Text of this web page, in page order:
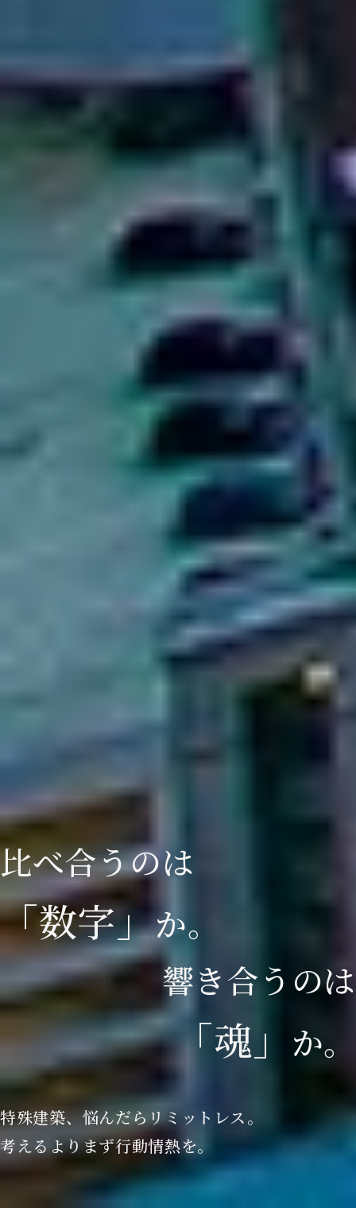
比べ合うのは
「数字」か。
響き合う のは
「魂 」 か。
特殊建築、悩んだらリミットレス。
考えるよりまず行動情熱を。